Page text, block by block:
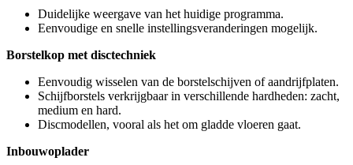
Duidelijke weergave van het huidige programma.
Eenvoudige en snelle instellingsveranderingen mogelijk.
Borstelkop met disctechniek
Eenvoudig wisselen van de borstelschijven of aandrijfplaten.
Schijfborstels verkrijgbaar in verschillende hardheden: zacht,
medium en hard.
Discmodellen, vooral als het om gladde vloeren gaat.
Inbouwoplader